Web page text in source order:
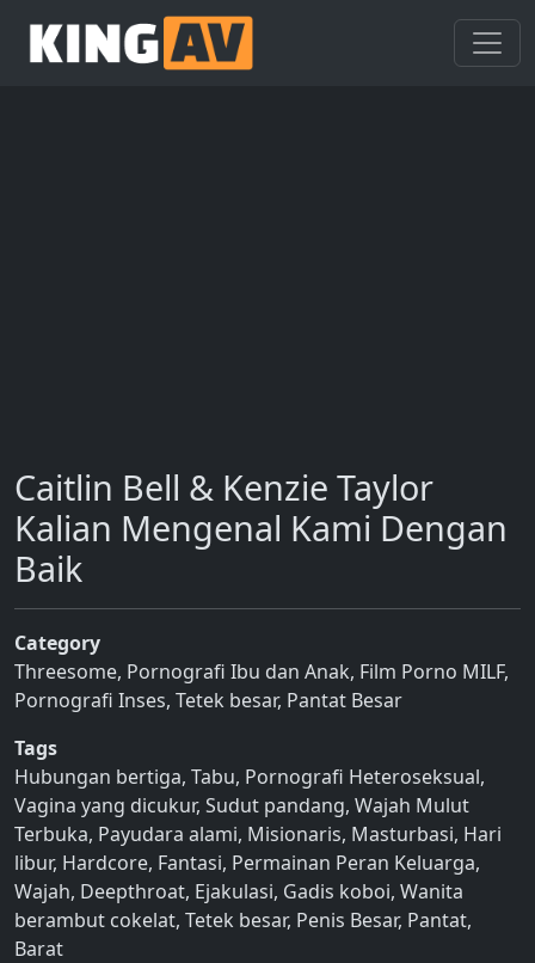
Caitlin Bell & Kenzie Taylor
Kalian Mengenal Kami Dengan
Baik
Category
Threesome, Pornografi Ibu dan Anak, Film Porno MILF,
Pornografi Inses, Tetek besar, Pantat Besar
Tags
Hubungan bertiga, Tabu, Pornografi Heteroseksual,
Vagina yang dicukur, Sudut pandang, Wajah Mulut
Terbuka, Payudara alami, Misionaris, Masturbasi, Hari
libur, Hardcore, Fantasi, Permainan Peran Keluarga,
Wajah, Deepthroat, Ejakulasi, Gadis koboi, Wanita
berambut cokelat, Tetek besar, Penis Besar, Pantat,
Barat